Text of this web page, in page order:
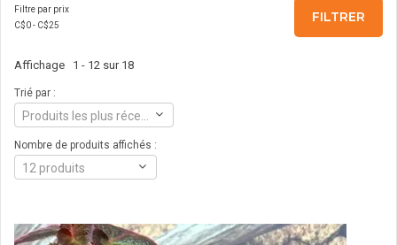
Filtre par prix
C$0- C$25
FILTRER
Affichage 1 - 12 sur 18
Trié par :
Nombre de produits affichés :
12 produits